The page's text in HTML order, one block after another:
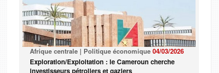
Afrique centrale | Politique économique 04/03/2026
Exploration/Exploitation : le Cameroun cherche
investisseurs pétroliers et gaziers